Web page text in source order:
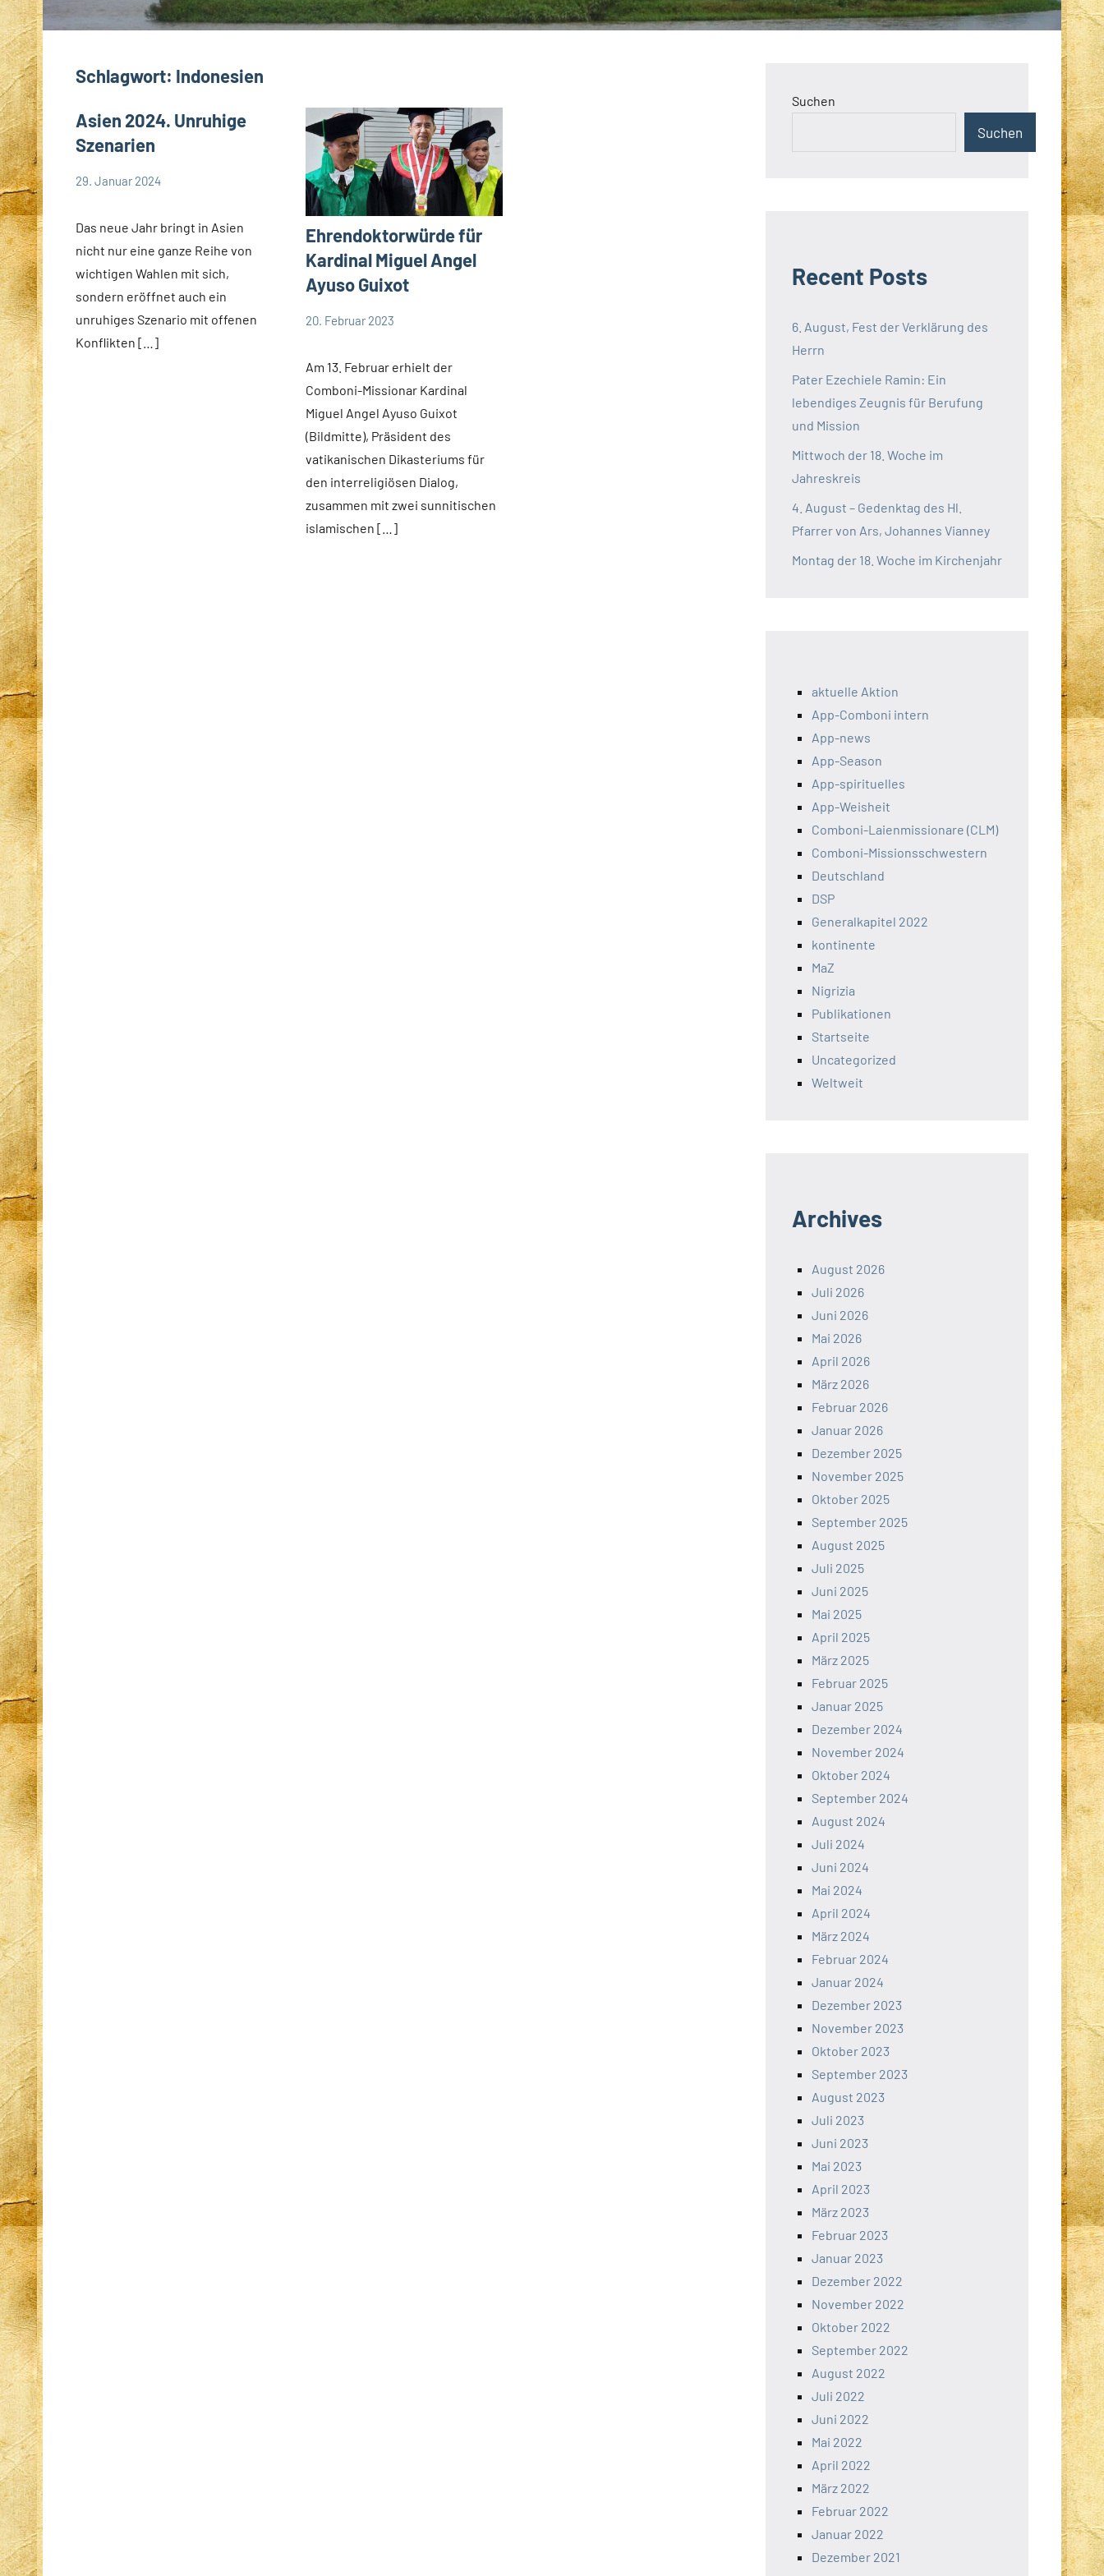
Schlagwort: Indonesien
Asien 2024. Unruhige
Szenarien
29. Januar 2024
Das neue Jahr bringt in Asien
nicht nur eine ganze Reihe von
wichtigen Wahlen mit sich,
sondern eröffnet auch ein
unruhiges Szenario mit offenen
Konflikten […]
Ehrendoktorwürde für
Kardinal Miguel Angel
Ayuso Guixot
20. Februar 2023
Am 13. Februar erhielt der
Comboni-Missionar Kardinal
Miguel Angel Ayuso Guixot
(Bildmitte), Präsident des
vatikanischen Dikasteriums für
den interreligiösen Dialog,
zusammen mit zwei sunnitischen
islamischen […]
Suchen
Suchen
Recent Posts
6. August, Fest der Verklärung des
Herrn
Pater Ezechiele Ramin: Ein
lebendiges Zeugnis für Berufung
und Mission
Mittwoch der 18. Woche im
Jahreskreis
4. August – Gedenktag des Hl.
Pfarrer von Ars, Johannes Vianney
Montag der 18. Woche im Kirchenjahr
aktuelle Aktion
App-Comboni intern
App-news
App-Season
App-spirituelles
App-Weisheit
Comboni-Laienmissionare (CLM)
Comboni-Missionsschwestern
Deutschland
DSP
Generalkapitel 2022
kontinente
MaZ
Nigrizia
Publikationen
Startseite
Uncategorized
Weltweit
Archives
August 2026
Juli 2026
Juni 2026
Mai 2026
April 2026
März 2026
Februar 2026
Januar 2026
Dezember 2025
November 2025
Oktober 2025
September 2025
August 2025
Juli 2025
Juni 2025
Mai 2025
April 2025
März 2025
Februar 2025
Januar 2025
Dezember 2024
November 2024
Oktober 2024
September 2024
August 2024
Juli 2024
Juni 2024
Mai 2024
April 2024
März 2024
Februar 2024
Januar 2024
Dezember 2023
November 2023
Oktober 2023
September 2023
August 2023
Juli 2023
Juni 2023
Mai 2023
April 2023
März 2023
Februar 2023
Januar 2023
Dezember 2022
November 2022
Oktober 2022
September 2022
August 2022
Juli 2022
Juni 2022
Mai 2022
April 2022
März 2022
Februar 2022
Januar 2022
Dezember 2021